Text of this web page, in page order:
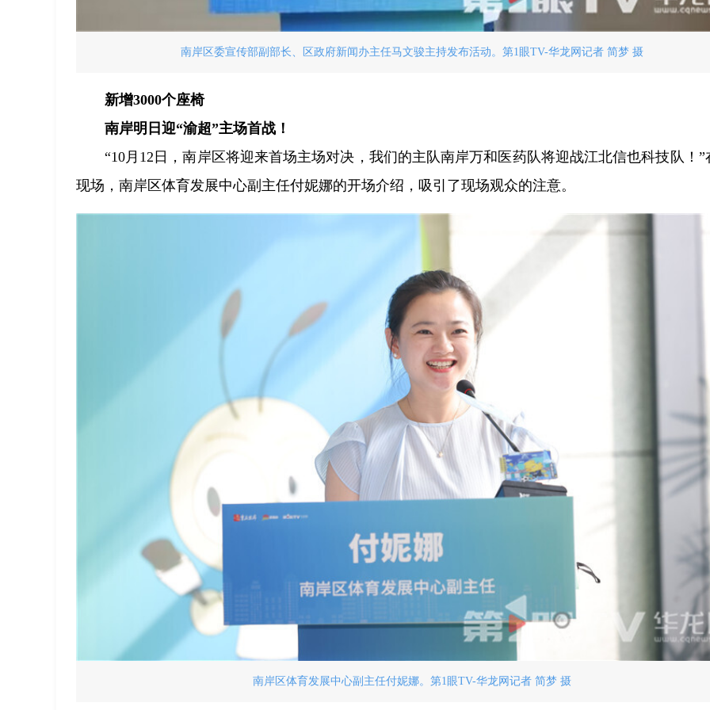
南岸区委宣传部副部长、区政府新闻办主任马文骏主持发布活动。第1眼TV-华龙网记者 简梦 摄
新增3000个座椅
南岸明日迎“渝超”主场首战！
“10月12日，南岸区将迎来首场主场对决，我们的主队南岸万和医药队将迎战江北信也科技队！”
现场，南岸区体育发展中心副主任付妮娜的开场介绍，吸引了现场观众的注意。
南岸区体育发展中心副主任付妮娜。第1眼TV-华龙网记者 简梦 摄